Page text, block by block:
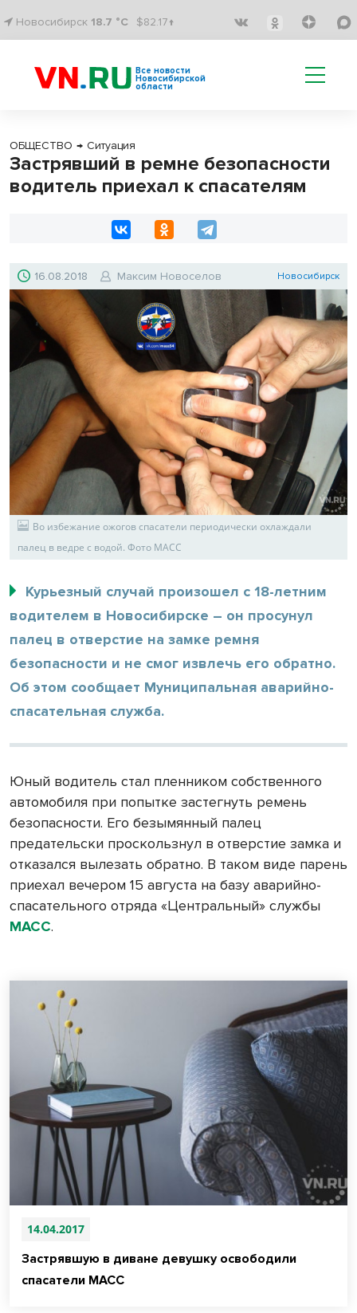
Новосибирск 18.7 °C $82.17↑
Все новости
Новосибирской
области
ОБЩЕСТВО → Ситуация
Застрявший в ремне безопасности
водитель приехал к спасателям
16.08.2018 Максим Новоселов Новосибирск
Во избежание ожогов спасатели периодически охлаждали
палец в ведре с водой. Фото МАСС
Курьезный случай произошел с 18-летним
водителем в Новосибирске – он просунул
палец в отверстие на замке ремня
безопасности и не смог извлечь его обратно.
Об этом сообщает Муниципальная аварийно-
спасательная служба.
Юный водитель стал пленником собственного
автомобиля при попытке застегнуть ремень
безопасности. Его безымянный палец
предательски проскользнул в отверстие замка и
отказался вылезать обратно. В таком виде парень
приехал вечером 15 августа на базу аварийно-
спасательного отряда «Центральный» службы
МАСС.
14.04.2017
Застрявшую в диване девушку освободили
спасатели МАСС